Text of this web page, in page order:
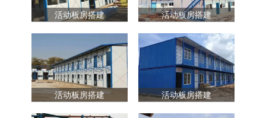
活动板房搭建 活动板房搭建
活动板房搭建 活动板房搭建